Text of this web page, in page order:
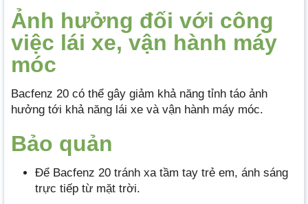
Ảnh hưởng đối với công
việc lái xe, vận hành máy
móc
Bacfenz 20 có thể gây giảm khả năng tỉnh táo ảnh
hưởng tới khả năng lái xe và vận hành máy móc.
Bảo quản
Để Bacfenz 20 tránh xa tầm tay trẻ em, ánh sáng
trực tiếp từ mặt trời.